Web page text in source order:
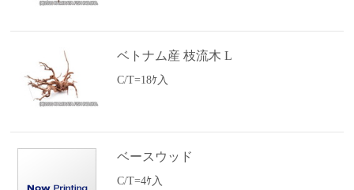
ベトナム産 枝流木 L
C/T=18ｹ入
ベースウッド
C/T=4ｹ入